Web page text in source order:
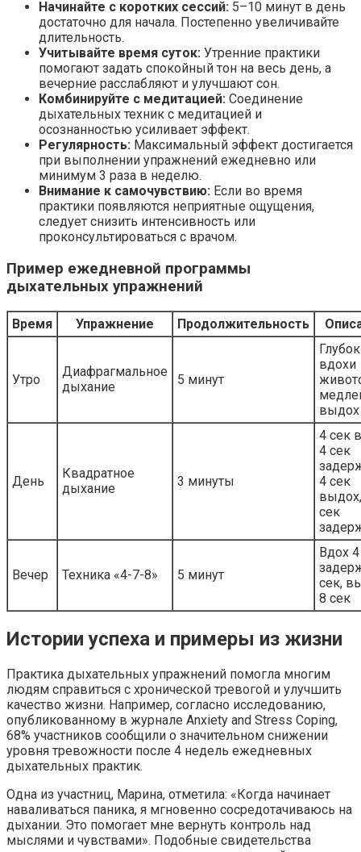
Начинайте с коротких сессий: 5–10 минут в день
достаточно для начала. Постепенно увеличивайте
длительность.
Учитывайте время суток: Утренние практики
помогают задать спокойный тон на весь день, а
вечерние расслабляют и улучшают сон.
Комбинируйте с медитацией: Соединение
дыхательных техник с медитацией и
осознанностью усиливает эффект.
Регулярность: Максимальный эффект достигается
при выполнении упражнений ежедневно или
минимум 3 раза в неделю.
Внимание к самочувствию: Если во время
практики появляются неприятные ощущения,
следует снизить интенсивность или
проконсультироваться с врачом.
Пример ежедневной программы
дыхательных упражнений
Время Упражнение Продолжительность
Утро
Диафрагмальное
дыхание
5 минут
вдохи
выдох
День
Квадратное
дыхание
3 минуты
4 сек
4 сек
4 сек
сек
Вечер Техника «4-7-8» 5 минут
Вдох
сек,
8 сек
Истории успеха и примеры из жизни
Практика дыхательных упражнений помогла многим
людям справиться с хронической тревогой и улучшить
качество жизни. Например, согласно исследованию,
опубликованному в журнале Anxiety and Stress Coping,
68% участников сообщили о значительном снижении
уровня тревожности после 4 недель ежедневных
дыхательных практик.
Одна из участниц, Марина, отметила: «Когда начинает
наваливаться паника, я мгновенно сосредотачиваюсь на
дыхании. Это помогает мне вернуть контроль над
мыслями и чувствами». Подобные свидетельства